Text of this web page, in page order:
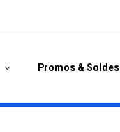
Promos & Soldes